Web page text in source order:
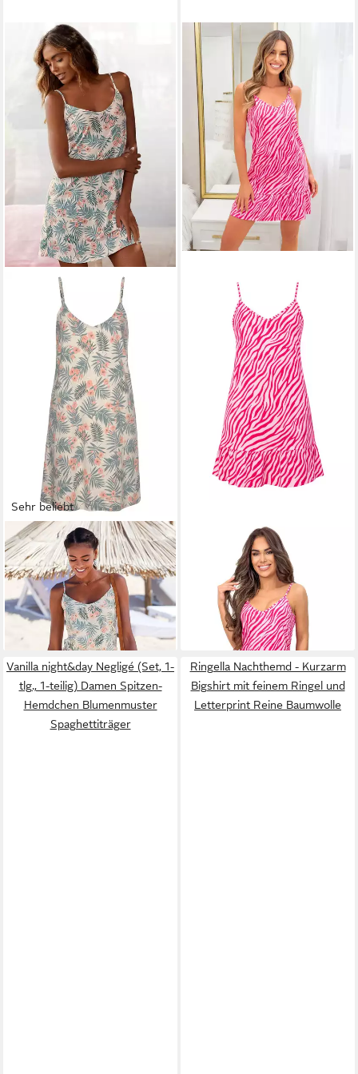
Sehr beliebt
LASCANANegligé mit
Spaghettiträgern
22,99 €
Nachthemd Schlaf-
Shirt im Zebra-Look 100%
Baumwolle, Volant am Saum
29,95 € 37,95 €
Vanilla night&day Negligé (Set, 1-
tlg., 1-teilig) Damen Spitzen-
Hemdchen Blumenmuster
Spaghettiträger
Ringella Nachthemd - Kurzarm
Bigshirt mit feinem Ringel und
Letterprint Reine Baumwolle